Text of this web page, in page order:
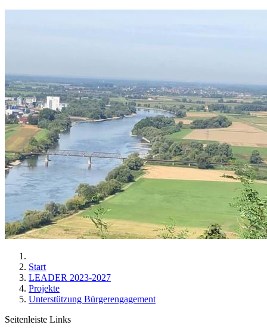
Start
LEADER 2023-2027
Projekte
Unterstützung Bürgerengagement
Seitenleiste Links